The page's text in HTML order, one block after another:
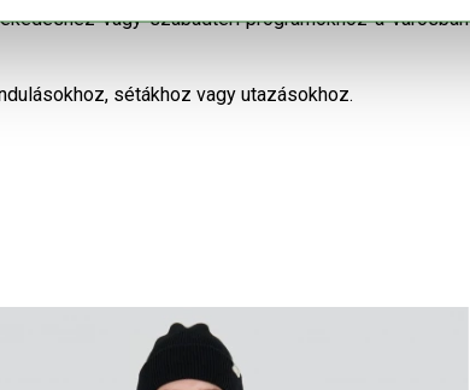
vagy szabadtéri programokhoz a városban
sétákhoz vagy utazásokhoz.